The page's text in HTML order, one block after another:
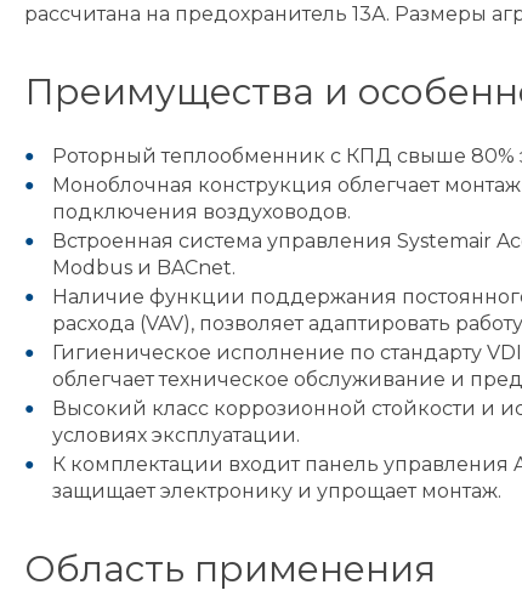
рассчитана на предохранитель 13А. Размеры
Преимущества и
Роторный теплообменник с КПД свыше 80%
Моноблочная конструкция облегчает
подключения воздуховодов.
Встроенная система управления Systemair
Modbus и BACnet.
Наличие функции поддержания
расхода (VAV), позволяет адаптировать
Гигиеническое исполнение по стандарту
облегчает техническое обслуживание и
Высокий класс коррозионной стойкости и
условиях эксплуатации.
К комплектации входит панель управления
защищает электронику и упрощает монтаж.
Область применения